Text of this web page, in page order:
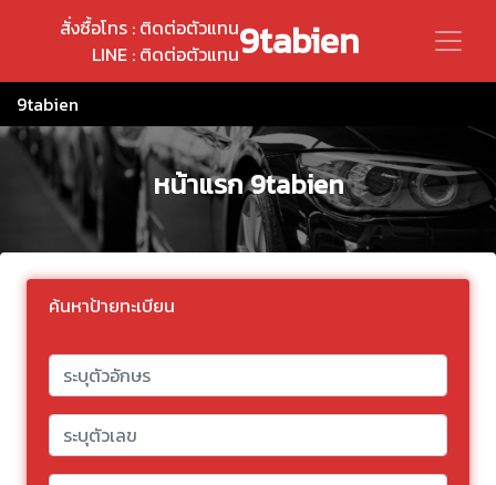
9tabien
สั่งซื้อโทร : ติดต่อตัวแทน
LINE : ติดต่อตัวแทน
9tabien
หน้าแรก 9tabien
ค้นหาป้ายทะเบียน